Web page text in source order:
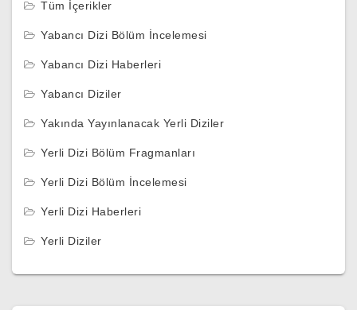
Tüm İçerikler
Yabancı Dizi Bölüm İncelemesi
Yabancı Dizi Haberleri
Yabancı Diziler
Yakında Yayınlanacak Yerli Diziler
Yerli Dizi Bölüm Fragmanları
Yerli Dizi Bölüm İncelemesi
Yerli Dizi Haberleri
Yerli Diziler